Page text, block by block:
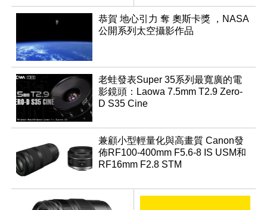
恭賀 地心引力 奪 奧斯卡獎 ，NASA
公開系列太空攝影作品
老蛙發表Super 35系列最寬廣的電
影鏡頭：Laowa 7.5mm T2.9 Zero-
D S35 Cine
兼顧小型輕量化與高畫質 Canon發
佈RF100-400mm F5.6-8 IS USM和
RF16mm F2.8 STM